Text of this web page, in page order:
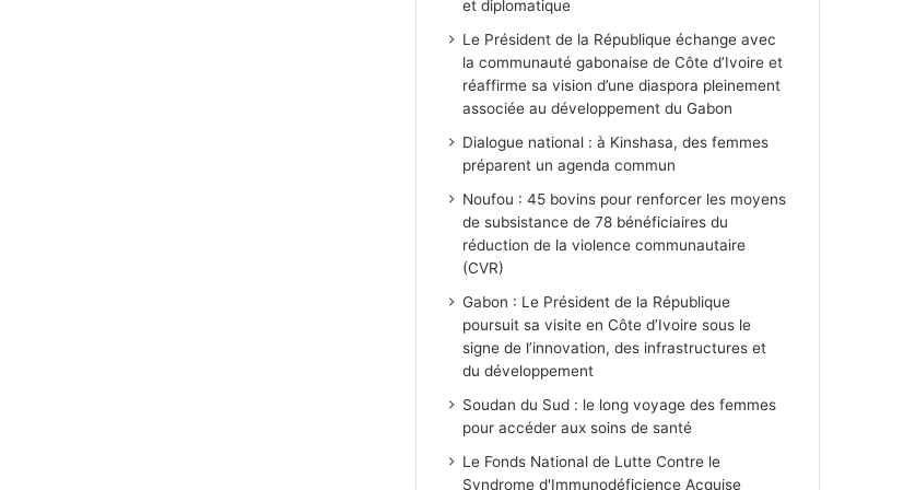
et diplomatique
Le Président de la République échange avec
la communauté gabonaise de Côte d’Ivoire et
réaffirme sa vision d’une diaspora pleinement
associée au développement du Gabon
Dialogue national : à Kinshasa, des femmes
préparent un agenda commun
Noufou : 45 bovins pour renforcer les moyens
de subsistance de 78 bénéficiaires du
réduction de la violence communautaire
(CVR)
Gabon : Le Président de la République
poursuit sa visite en Côte d’Ivoire sous le
signe de l’innovation, des infrastructures et
du développement
Soudan du Sud : le long voyage des femmes
pour accéder aux soins de santé
Le Fonds National de Lutte Contre le
Syndrome d'Immunodéficience Acquise